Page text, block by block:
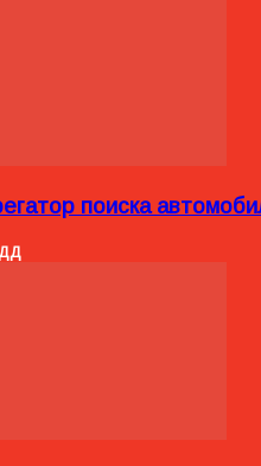
поиска